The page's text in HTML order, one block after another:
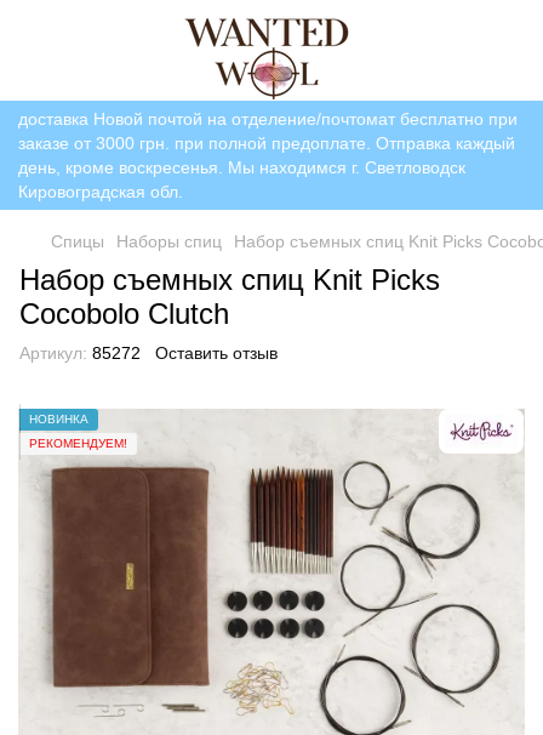
доставка Новой почтой на отделение/почтомат бесплатно при
заказе от 3000 грн. при полной предоплате. Отправка каждый
день, кроме воскресенья. Мы находимся г. Светловодск
Кировоградская обл.
Спицы Наборы спиц Набор съемных спиц Knit Picks
Набор съемных спиц Knit Picks
Cocobolo Clutch
Артикул: 85272 Оставить отзыв
НОВИНКА
РЕКОМЕНДУЕМ!